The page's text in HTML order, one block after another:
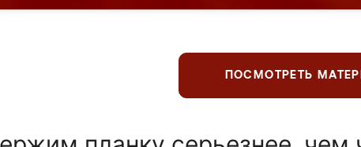
ПОСМОТРЕТЬ